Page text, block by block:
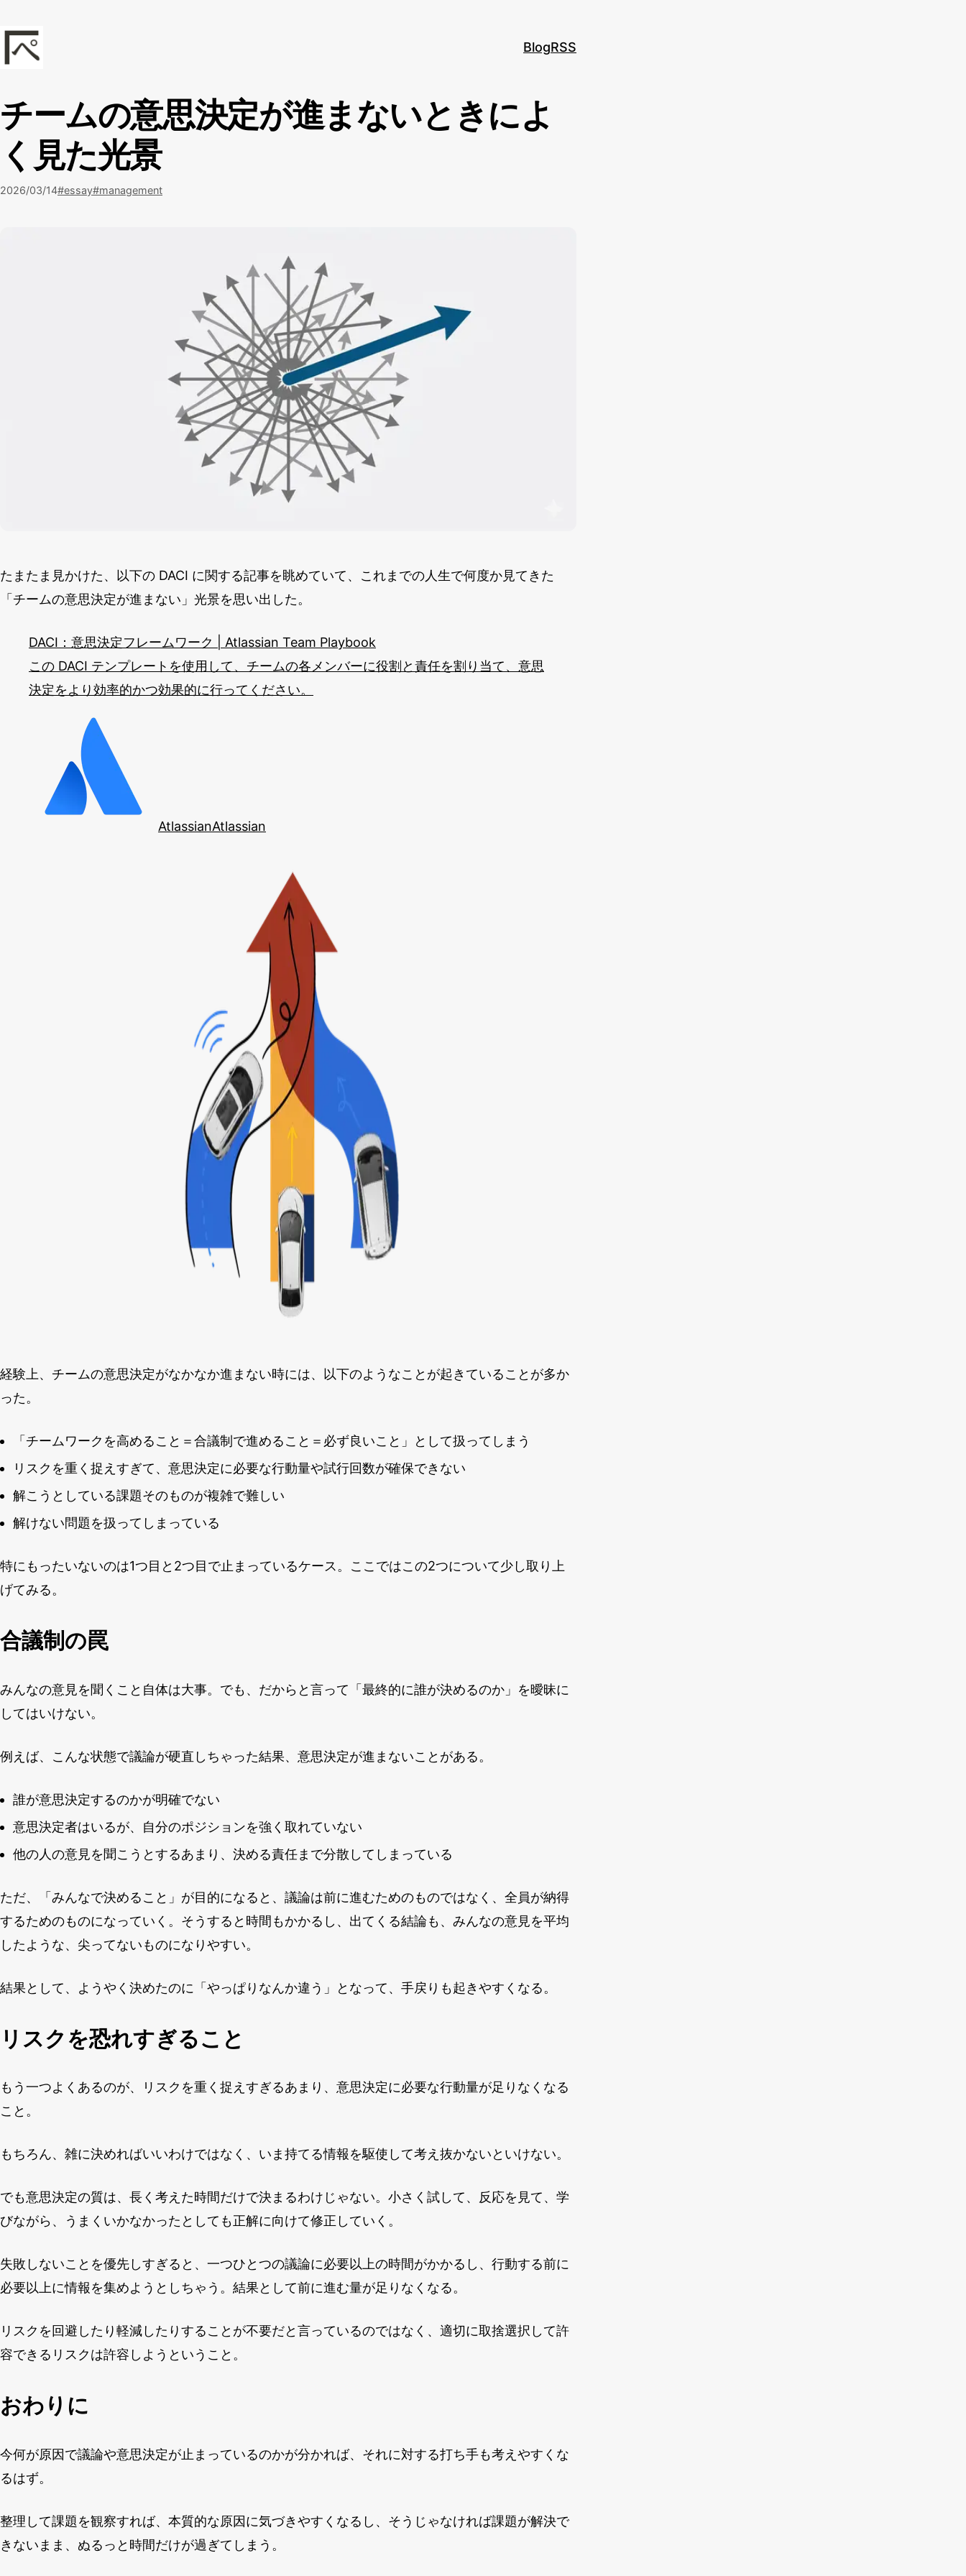
kadoppe.com
BlogRSS
チームの意思決定が進まないときによ
く見た光景
2026/03/14#essay#management
たまたま見かけた、以下の DACI に関する記事を眺めていて、これまでの人生で何度か見てきた
「チームの意思決定が進まない」光景を思い出した。
DACI：意思決定フレームワーク | Atlassian Team Playbook
この DACI テンプレートを使用して、チームの各メンバーに役割と責任を割り当て、意思
決定をより効率的かつ効果的に行ってください。
AtlassianAtlassian
経験上、チームの意思決定がなかなか進まない時には、以下のようなことが起きていることが多か
った。
「チームワークを高めること＝合議制で進めること＝必ず良いこと」として扱ってしまう
リスクを重く捉えすぎて、意思決定に必要な行動量や試行回数が確保できない
解こうとしている課題そのものが複雑で難しい
解けない問題を扱ってしまっている
特にもったいないのは1つ目と2つ目で止まっているケース。ここではこの2つについて少し取り上
げてみる。
合議制の罠
みんなの意見を聞くこと自体は大事。でも、だからと言って「最終的に誰が決めるのか」を曖昧に
してはいけない。
例えば、こんな状態で議論が硬直しちゃった結果、意思決定が進まないことがある。
誰が意思決定するのかが明確でない
意思決定者はいるが、自分のポジションを強く取れていない
他の人の意見を聞こうとするあまり、決める責任まで分散してしまっている
ただ、「みんなで決めること」が目的になると、議論は前に進むためのものではなく、全員が納得
するためのものになっていく。そうすると時間もかかるし、出てくる結論も、みんなの意見を平均
したような、尖ってないものになりやすい。
結果として、ようやく決めたのに「やっぱりなんか違う」となって、手戻りも起きやすくなる。
リスクを恐れすぎること
もう一つよくあるのが、リスクを重く捉えすぎるあまり、意思決定に必要な行動量が足りなくなる
こと。
もちろん、雑に決めればいいわけではなく、いま持てる情報を駆使して考え抜かないといけない。
でも意思決定の質は、長く考えた時間だけで決まるわけじゃない。小さく試して、反応を見て、学
びながら、うまくいかなかったとしても正解に向けて修正していく。
失敗しないことを優先しすぎると、一つひとつの議論に必要以上の時間がかかるし、行動する前に
必要以上に情報を集めようとしちゃう。結果として前に進む量が足りなくなる。
リスクを回避したり軽減したりすることが不要だと言っているのではなく、適切に取捨選択して許
容できるリスクは許容しようということ。
おわりに
今何が原因で議論や意思決定が止まっているのかが分かれば、それに対する打ち手も考えやすくな
るはず。
整理して課題を観察すれば、本質的な原因に気づきやすくなるし、そうじゃなければ課題が解決で
きないまま、ぬるっと時間だけが過ぎてしまう。